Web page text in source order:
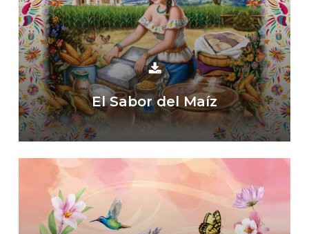
El Sabor del Maíz